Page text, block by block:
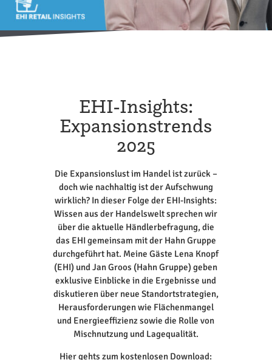
EHI-Insights:
Expansionstrends
2025
Die Expansionslust im Handel ist zurück –
doch wie nachhaltig ist der Aufschwung
wirklich? In dieser Folge der EHI-Insights:
Wissen aus der Handelswelt sprechen wir
über die aktuelle Händlerbefragung, die
das EHI gemeinsam mit der Hahn Gruppe
durchgeführt hat. Meine Gäste Lena Knopf
(EHI) und Jan Groos (Hahn Gruppe) geben
exklusive Einblicke in die Ergebnisse und
diskutieren über neue Standortstrategien,
Herausforderungen wie Flächenmangel
und Energieeffizienz sowie die Rolle von
Mischnutzung und Lagequalität.
Hier gehts zum kostenlosen Download: